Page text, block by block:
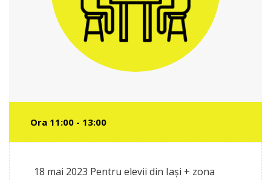
Ora 11:00 - 13:00
18 mai 2023 Pentru elevii din Iași + zona